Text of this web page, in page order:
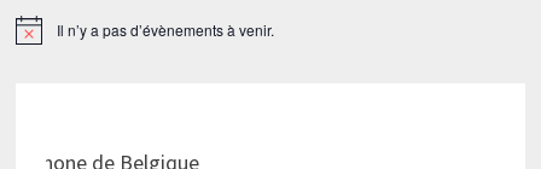
Notice Il n’y a pas d’évènements à venir.